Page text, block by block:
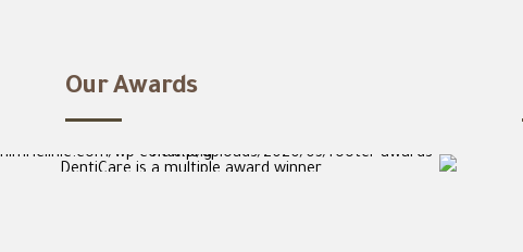
Our Awards
DentiCare is a multiple award winner